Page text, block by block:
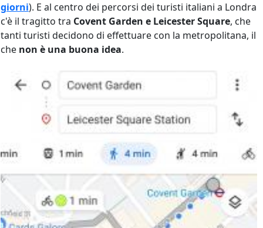
giorni). E al centro dei percorsi dei turisti italiani a Londra
c'è il tragitto tra Covent Garden e Leicester Square, che
tanti turisti decidono di effettuare con la metropolitana, il
che non è una buona idea.